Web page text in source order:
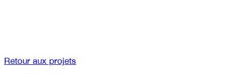
Retour aux projets